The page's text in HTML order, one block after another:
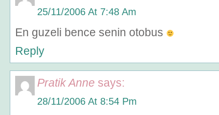
25/11/2006 At 7:48 Am
En guzeli bence senin otobus
Reply
Pratik Anne says:
28/11/2006 At 8:54 Pm